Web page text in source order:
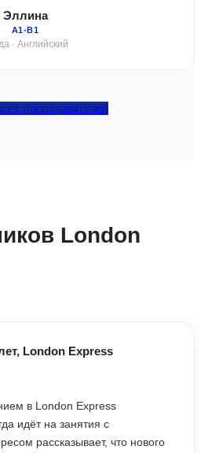
Эллина
А1-В1
· Английский
преподавателей
London
London Express
в London Express
идёт на занятия с
рассказывает, что нового